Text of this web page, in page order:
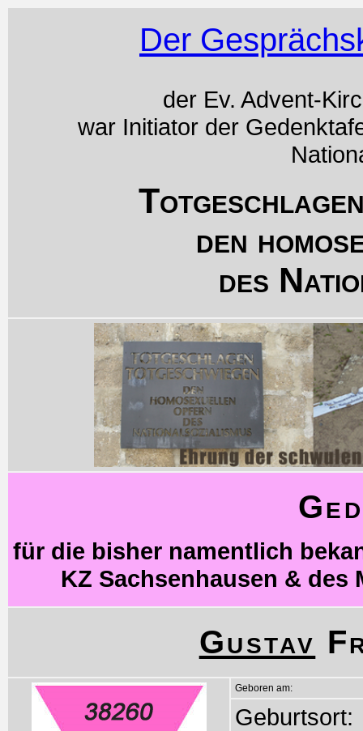
Der
der Ev. Advent-
war Initiator der
den
des
für die bisher namentlich
KZ Sachsenhausen & des
Gustav
Geboren am:
Geburtsort: